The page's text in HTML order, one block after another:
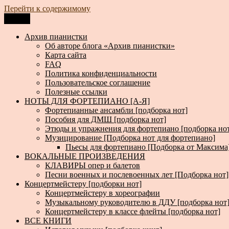
Перейти к содержимому
Архив пианистки
Всё для пианистов: ноты, книги, музыка, статьи…
Архив пианистки
Об авторе блога «Архив пианистки»
Карта сайта
FAQ
Политика конфиденциальности
Пользовательское соглашение
Полезные ссылки
НОТЫ ДЛЯ ФОРТЕПИАНО [А-Я]
Фортепианные ансамбли [подборка нот]
Пособия для ДМШ [подборка нот]
Этюды и упражнения для фортепиано [подборка
Музицирование [Подборка нот для фортепиано]
Пьесы для фортепиано [Подборка от
ВОКАЛЬНЫЕ ПРОИЗВЕДЕНИЯ
КЛАВИРЫ опер и балетов
Песни военных и послевоенных лет [Подборка нот]
Концертмейстеру [подборки нот]
Концертмейстеру в хореографии
Музыкальному руководителю в ДДУ [подборка нот]
Концертмейстеру в классе флейты [подборка нот]
ВСЕ КНИГИ